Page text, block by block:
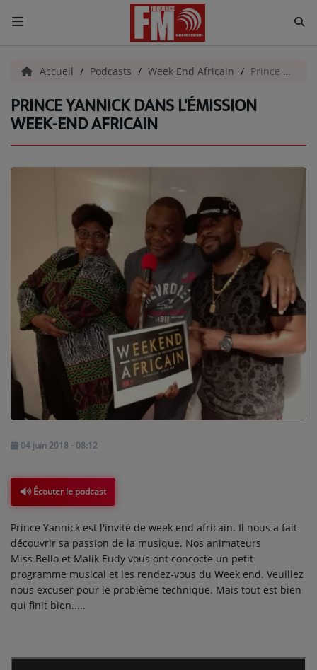
ACCUEIL
Radio
ACTUALITÉS
EMISSIONS
EVÈNEMENTS
Musique
TOP 10
ARTISTES
PLAYLIST
TITRES DIFFUSÉS
Médias
PODCASTS
VIDÉOS
Participez
DÉDICACES
Accueil Podcasts Week End Africain Prince Yannick dans l'émission Week-End Africain
PRINCE YANNICK DANS L'ÉMISSION
WEEK-END AFRICAIN
04 juin 2018 - 08:12
Écouter le podcast
Prince Yannick est l'invité de week end africain. Il nous a fait
découvrir sa passion de la musique. Nos animateurs
Miss Bello et Malik Eudy vous ont concocte un petit
programme musical et les rendez-vous du Week end. Veuillez
nous excuser pour le problème technique. Mais tout est bien
qui finit bien.....